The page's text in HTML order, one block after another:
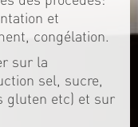
et
congélation.
sur la
sel, sucre,
gluten etc) et sur